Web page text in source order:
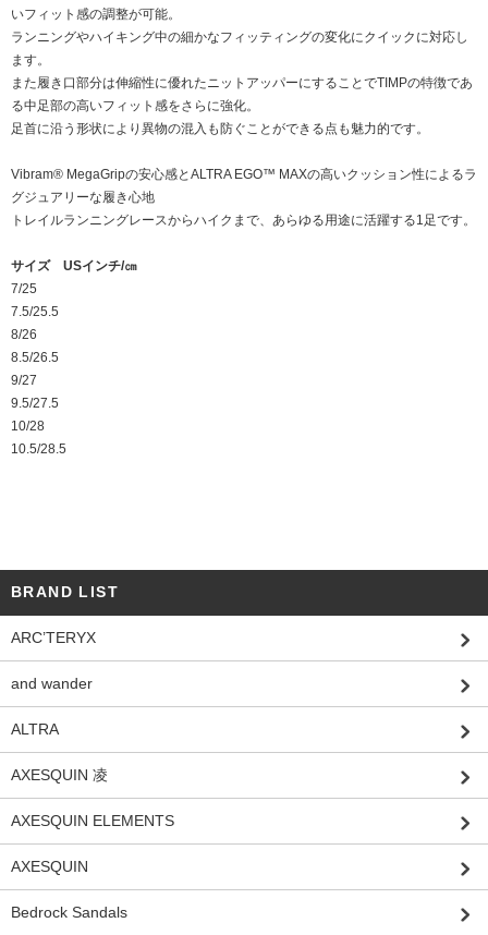
いフィット感の調整が可能。
ランニングやハイキング中の細かなフィッティングの変化にクイックに対応し
ます。
また履き口部分は伸縮性に優れたニットアッパーにすることでTIMPの特徴であ
る中足部の高いフィット感をさらに強化。
足首に沿う形状により異物の混入も防ぐことができる点も魅力的です。
Vibram® MegaGripの安心感とALTRA EGO™ MAXの高いクッション性によるラ
グジュアリーな履き心地
トレイルランニングレースからハイクまで、あらゆる用途に活躍する1足です。
サイズ USインチ/㎝
7/25
7.5/25.5
8/26
8.5/26.5
9/27
9.5/27.5
10/28
10.5/28.5
BRAND LIST
ARC’TERYX
and wander
ALTRA
AXESQUIN 凌
AXESQUIN ELEMENTS
AXESQUIN
Bedrock Sandals